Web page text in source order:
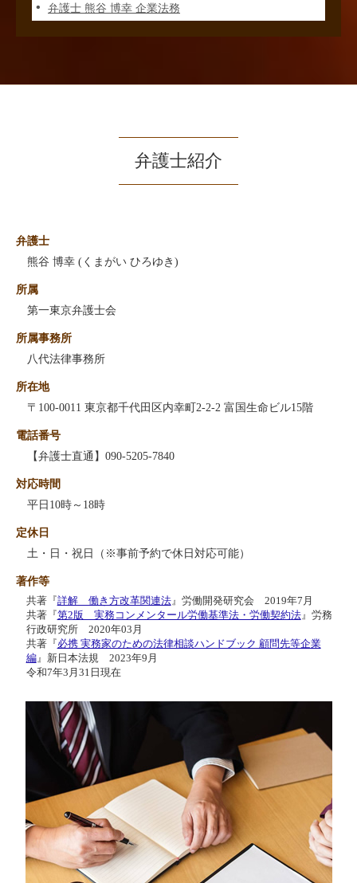
弁護士 熊谷 博幸 企業法務
弁護士紹介
弁護士
熊谷 博幸 (くまがい ひろゆき)
所属
第一東京弁護士会
所属事務所
八代法律事務所
所在地
〒100-0011 東京都千代田区内幸町2-2-2 富国生命ビル15階
電話番号
【弁護士直通】090-5205-7840
対応時間
平日10時～18時
定休日
土・日・祝日（※事前予約で休日対応可能）
著作等
共著『 詳解 働き方改革関連法』労働開発研究会 2019年7月
共著『 第2版 実務コンメンタール労働基準法・労働契約法』労務
行政研究所 2020年03月
共著『 必携 実務家のための法律相談ハンドブック 顧問先等企業
編』新日本法規 2023年9月
令和7年3月31日現在